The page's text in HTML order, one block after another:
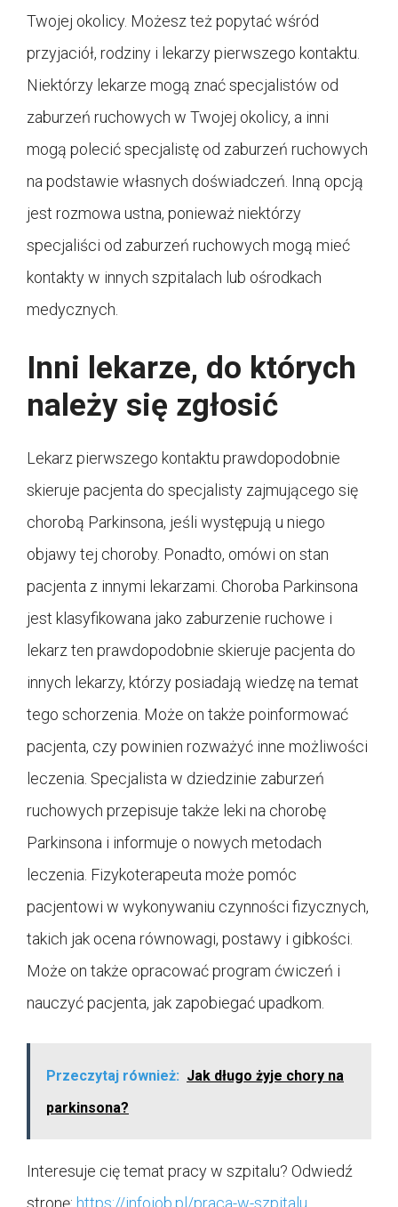
Twojej okolicy. Możesz też popytać wśród
przyjaciół, rodziny i lekarzy pierwszego kontaktu.
Niektórzy lekarze mogą znać specjalistów od
zaburzeń ruchowych w Twojej okolicy, a inni
mogą polecić specjalistę od zaburzeń ruchowych
na podstawie własnych doświadczeń. Inną opcją
jest rozmowa ustna, ponieważ niektórzy
specjaliści od zaburzeń ruchowych mogą mieć
kontakty w innych szpitalach lub ośrodkach
medycznych.
Inni lekarze, do których
należy się zgłosić
Lekarz pierwszego kontaktu prawdopodobnie
skieruje pacjenta do specjalisty zajmującego się
chorobą Parkinsona, jeśli występują u niego
objawy tej choroby. Ponadto, omówi on stan
pacjenta z innymi lekarzami. Choroba Parkinsona
jest klasyfikowana jako zaburzenie ruchowe i
lekarz ten prawdopodobnie skieruje pacjenta do
innych lekarzy, którzy posiadają wiedzę na temat
tego schorzenia. Może on także poinformować
pacjenta, czy powinien rozważyć inne możliwości
leczenia. Specjalista w dziedzinie zaburzeń
ruchowych przepisuje także leki na chorobę
Parkinsona i informuje o nowych metodach
leczenia. Fizykoterapeuta może pomóc
pacjentowi w wykonywaniu czynności fizycznych,
takich jak ocena równowagi, postawy i gibkości.
Może on także opracować program ćwiczeń i
nauczyć pacjenta, jak zapobiegać upadkom.
Przeczytaj również: Jak długo żyje chory na
parkinsona?
Interesuje cię temat pracy w szpitalu? Odwiedź
stronę: https://infojob.pl/praca-w-szpitalu